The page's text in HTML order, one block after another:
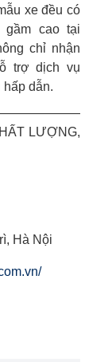
xe đều có
cao tại
chỉ nhận
trợ dịch vụ
hấp dẫn.
LƯỢNG,
Hà Nội